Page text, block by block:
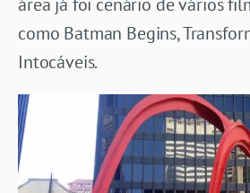
como Batman Begins,
Intocáveis.